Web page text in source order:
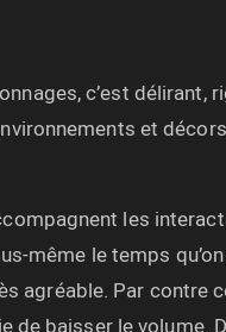
c’est délirant,
et
les
même le temps
agréable. Par contre
de baisser le volume.